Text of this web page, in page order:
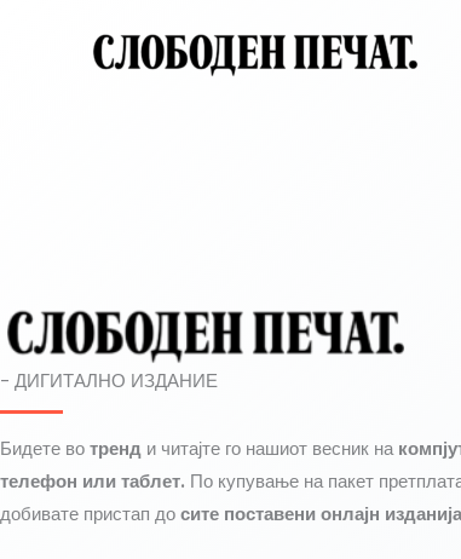
- ДИГИТАЛНО ИЗДАНИЕ
Бидете вотренд и читајте го нашиот весник на
телефон или таблет. По купување на пакет
добивате пристап досите поставени онлајн изданија